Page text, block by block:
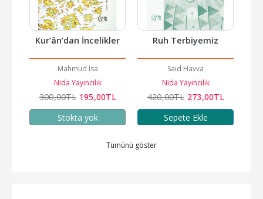
Kur’ân’dan İncelikler
Mahmud İsa
Nida Yayıncılık
300,00TL 195,00TL
Stokta yok
Ruh Terbiyemiz
Said Havva
Nida Yayıncılık
420,00TL 273,00TL
Sepete Ekle
Tümünü göster